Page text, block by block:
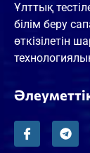
Ұлттық
білім беру
өткізілетін